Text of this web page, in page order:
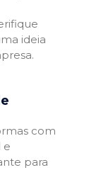
ideia
com
e
para